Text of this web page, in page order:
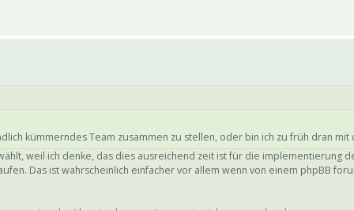
kümmerndes Team zusammen zu stellen, oder bin ich zu früh dran
weil ich denke, das dies ausreichend zeit ist für die implementierung
Das ist wahrscheinlich einfacher vor allem wenn von einem phpBB